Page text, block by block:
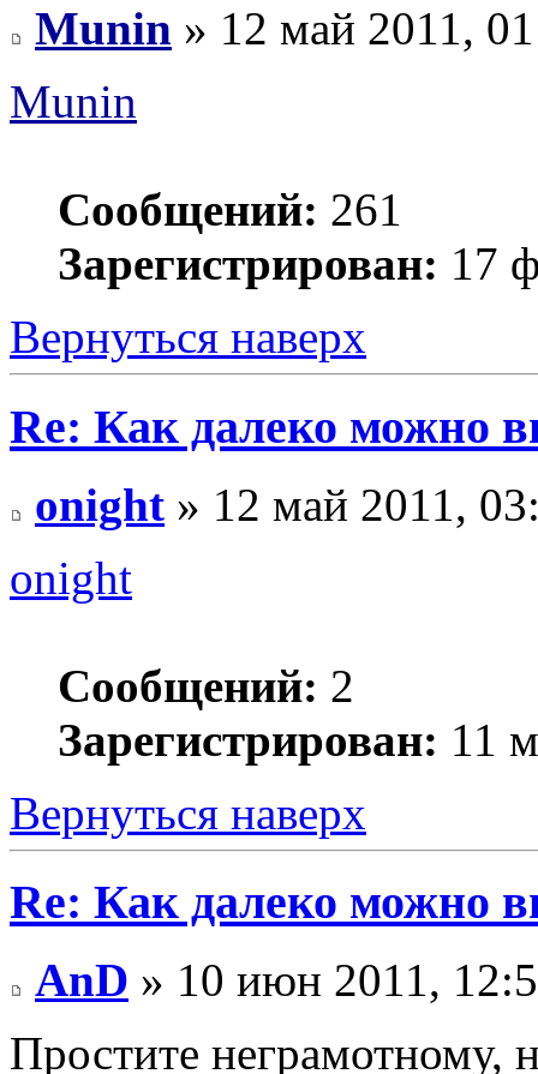
Munin » 12 май 2011,
Munin
Сообщений: 261
Зарегистрирован: 17
Вернуться наверх
Re: Как далеко можно
onight » 12 май 2011,
onight
Сообщений: 2
Зарегистрирован: 11
Вернуться наверх
Re: Как далеко можно
AnD » 10 июн 2011,
Простите неграмотному,